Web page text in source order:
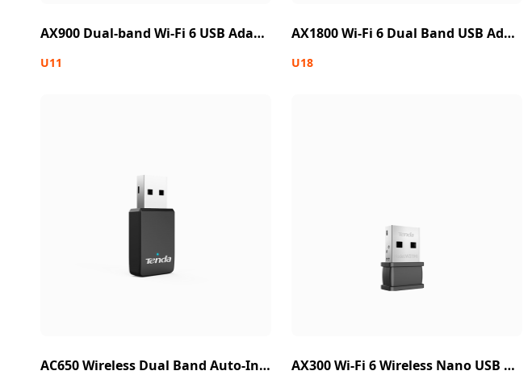
AX900 Dual-band Wi-Fi 6 USB Adapter
U11
AX1800 Wi-Fi 6 Dual Band USB Adapter
U18
AC650 Wireless Dual Band Auto-Install USB Adapter AX300 Wi-Fi 6 Wireless Nano USB Adapter